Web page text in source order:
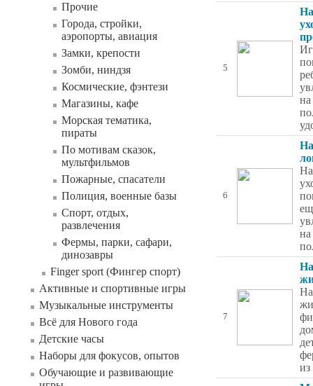
Прочие
Города, стройки,
аэропорты, авиация
Замки, крепости
Зомби, ниндзя
Космические, фэнтези
Магазины, кафе
Морская тематика,
пираты
По мотивам сказок,
мультфильмов
Пожарные, спасатели
Полиция, военные базы
Спорт, отдых,
развлечения
Фермы, парки, сафари,
динозавры
Finger sport (Фингер спорт)
Активные и спортивные игры
Музыкальные инструменты
Всё для Нового года
Детские часы
Наборы для фокусов, опытов
Обучающие и развивающие
5
6
7
из